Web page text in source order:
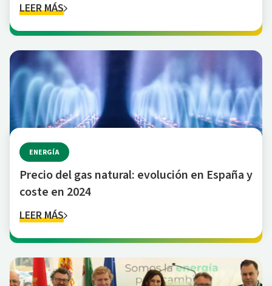
LEER MÁS
ENERGÍA
Precio del gas natural: evolución en España y
coste en 2024
LEER MÁS